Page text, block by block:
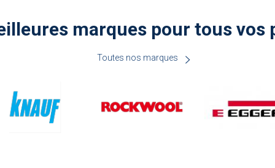
marques pour tous vos
Toutes nos marques